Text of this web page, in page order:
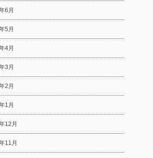
6月
5月
4月
3月
2月
1月
12月
11月